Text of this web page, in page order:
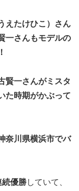
えたけひこ）さん
一さんもモデルの
賢一さんがミスタ
た時期がかぶって
奈川県横浜市でバ
続優勝していて、